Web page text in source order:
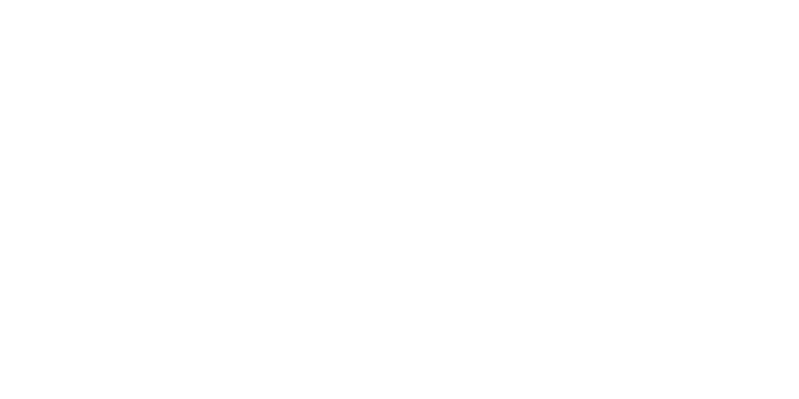
de Iker Luque
podemos tirar para delante y trabajamos con ilusión
de Juanlu
del Granada CF
de 420 millones por el club
el ataque nervionense
de un inválido Consejo
antes del cierre
con el Genoa
campo sevillista